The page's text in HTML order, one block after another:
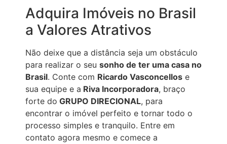
Adquira Imóveis no Brasil
a Valores Atrativos
Não deixe que a distância seja um obstáculo
para realizar o seu sonho de ter uma casa no
Brasil. Conte com Ricardo Vasconcellos e
sua equipe e a Riva Incorporadora, braço
forte do GRUPO DIRECIONAL, para
encontrar o imóvel perfeito e tornar todo o
processo simples e tranquilo. Entre em
contato agora mesmo e comece a